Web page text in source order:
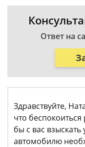
Ответ на
Здравствуйте,
что
бы с вас
автомобилю